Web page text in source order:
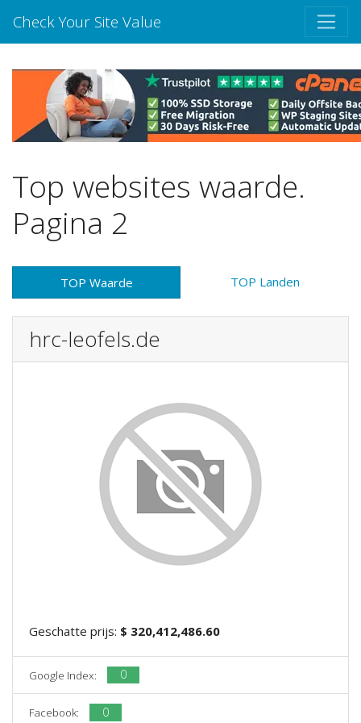
Check Your Site Value
Top websites waarde.
Pagina 2
TOP Waarde TOP Landen
hrc-leofels.de
Geschatte prijs: $ 320,412,486.60
Google Index: 0
Facebook: 0